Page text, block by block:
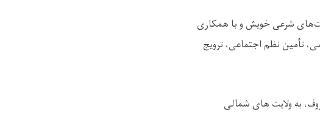
شرعی خویش و با همکاری
تأمین نظم اجتماعی، ترویج
به ولایت های شمالی